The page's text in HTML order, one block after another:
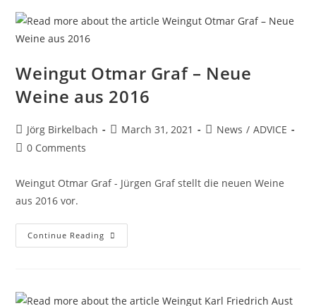
Weingut Otmar Graf – Neue
Weine aus 2016
Jörg Birkelbach March 31, 2021 News / ADVICE
0 Comments
Weingut Otmar Graf - Jürgen Graf stellt die neuen Weine
aus 2016 vor.
Continue Reading